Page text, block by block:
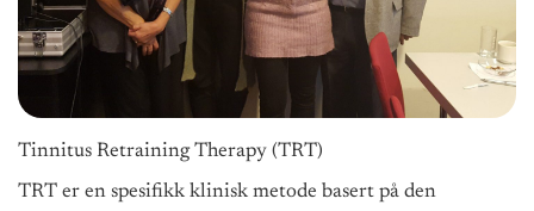
Tinnitus Retraining Therapy (TRT)
TRT er en spesifikk klinisk metode basert på den